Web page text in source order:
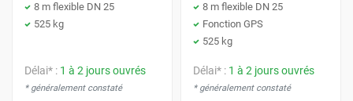
8 m flexible DN 25
525 kg
Délai* : 1 à 2 jours ouvrés
* généralement constaté
8 m flexible DN 25
Fonction GPS
525 kg
Délai* : 1 à 2 jours ouvrés
* généralement constaté